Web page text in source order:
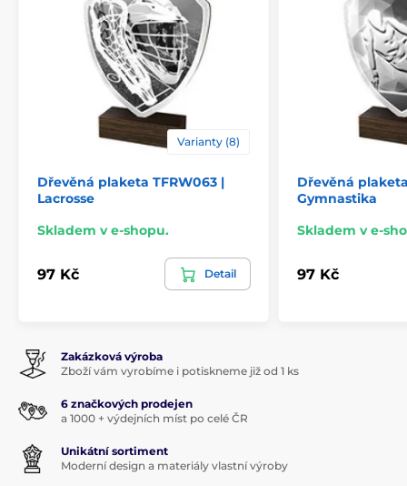
Způsob personalizace
Varianty (8)
Dřevěná plaketa TFRW063 |
Lacrosse
Skladem v e-shopu.
97 Kč Detail
Dřevěná plaketa
Gymnastika
Skladem v e-
97 Kč
Zakázková výroba
Zboží vám vyrobíme i potiskneme již od 1 ks
6 značkových prodejen
a 1000 + výdejních míst po celé ČR
Unikátní sortiment
Moderní design a materiály vlastní výroby